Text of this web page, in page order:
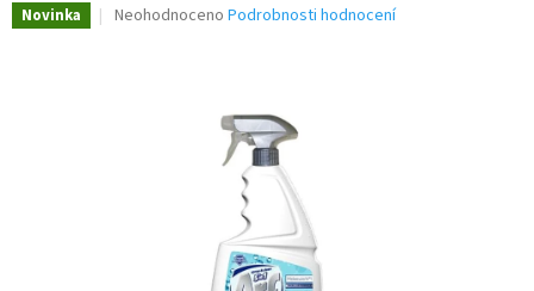
Novinka
Průměrné
Neohodnoceno Podrobnosti hodnocení